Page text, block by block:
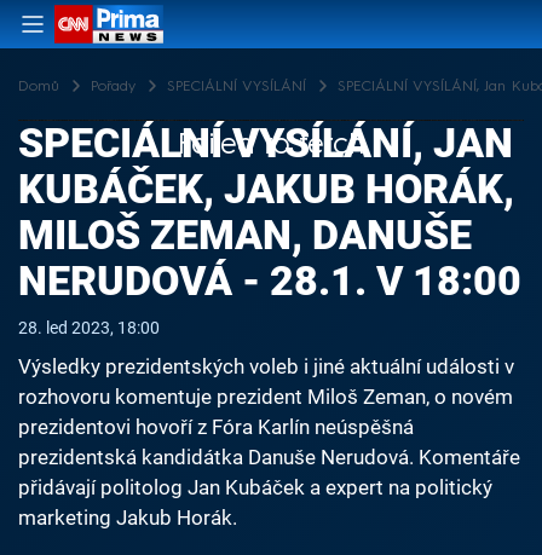
Domů Pořady SPECIÁLNÍ VYSÍLÁNÍ SPECIÁLNÍ VYSÍLÁNÍ, Jan
Failed to fetch
SPECIÁLNÍ VYSÍLÁNÍ, JAN
KUBÁČEK, JAKUB HORÁK,
MILOŠ ZEMAN, DANUŠE
NERUDOVÁ - 28.1. V 18:00
28. led 2023, 18:00
Výsledky prezidentských voleb i jiné aktuální události v
rozhovoru komentuje prezident Miloš Zeman, o novém
prezidentovi hovoří z Fóra Karlín neúspěšná
prezidentská kandidátka Danuše Nerudová. Komentáře
přidávají politolog Jan Kubáček a expert na politický
marketing Jakub Horák.